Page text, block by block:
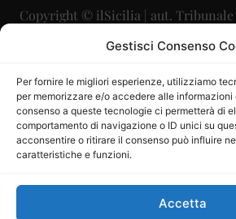
Gestisci Consenso
Per fornire le migliori esperienze, utilizziamo
per memorizzare e/o accedere alle informazioni
consenso a queste tecnologie ci permetterà di
comportamento di navigazione o ID unici su
acconsentire o ritirare il consenso può influire
caratteristiche e funzioni.
Accetta
Copyright © ilSicilia | aut. Tribunale
29/09/2015
Direttore Editoriale:
Direttore Responsabile:
P.IVA: 06334930820